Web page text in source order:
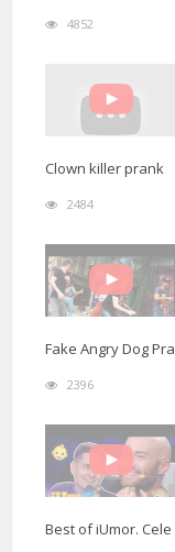
4852
Clown killer prank
2484
Fake Angry Dog
2396
Best of iUmor.